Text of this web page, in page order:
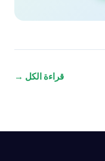
قراءة الكل →